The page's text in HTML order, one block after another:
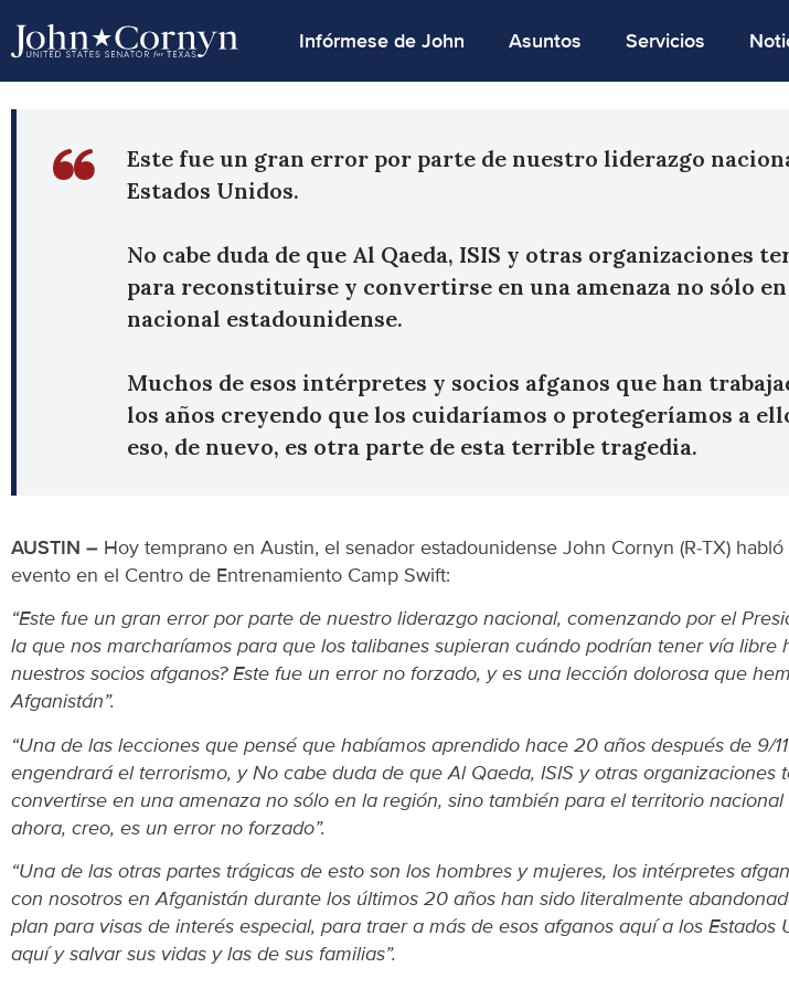
Infórmese de John Asuntos Servicios
Este fue un gran error por parte de nuestro liderazgo
Estados Unidos.
No cabe duda de que Al Qaeda, ISIS y otras
para reconstituirse y convertirse en una amenaza no sólo
nacional estadounidense.
Muchos de esos intérpretes y socios afganos que han
los años creyendo que los cuidaríamos o protegeríamos a
eso, de nuevo, es otra parte de esta terrible tragedia.
AUSTIN – Hoy temprano en Austin, el senador estadounidense John Cornyn (R-TX)
evento en el Centro de Entrenamiento Camp Swift:
“Este fue un gran error por parte de nuestro liderazgo nacional, comenzando por el
la que nos marcharíamos para que los talibanes supieran cuándo podrían tener vía
nuestros socios afganos? Este fue un error no forzado, y es una lección dolorosa que
Afganistán”.
“Una de las lecciones que pensé que habíamos aprendido hace 20 años después de 9/
engendrará el terrorismo, y No cabe duda de que Al Qaeda, ISIS y otras
convertirse en una amenaza no sólo en la región, sino también para el territorio
ahora, creo, es un error no forzado”.
“Una de las otras partes trágicas de esto son los hombres y mujeres, los intérpretes
con nosotros en Afganistán durante los últimos 20 años han sido literalmente
plan para visas de interés especial, para traer a más de esos afganos aquí a los
aquí y salvar sus vidas y las de sus familias”.